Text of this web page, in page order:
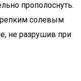
прополоснуть.
солевым
не разрушив при